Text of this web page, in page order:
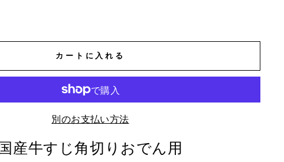
カートに入れる
別のお支払い方法
国産牛すじ角切りおでん用